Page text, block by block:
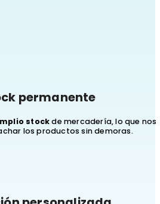
permanente
stockde mercadería, lo que nos
los productos sin demoras.